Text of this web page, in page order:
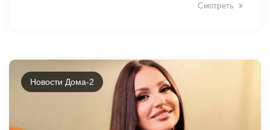
Смотреть
Новости Дома-2